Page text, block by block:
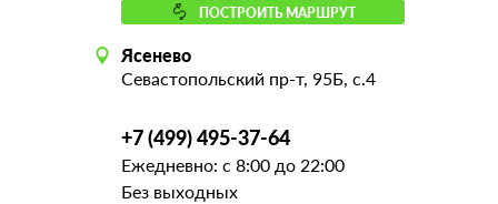
ПОСТРОИТЬ МАРШРУТ
Ясенево
Севастопольский пр-т, 95Б, с.4
+7 (499) 495-37-64
Ежедневно: с 8:00 до 22:00
Без выходных